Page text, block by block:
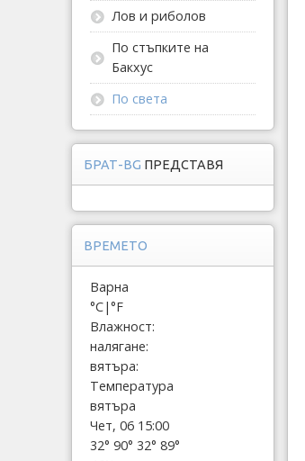
Лов и риболов
По стъпките на
Бакхус
По света
БРАТ-BG ПРЕДСТАВЯ
ВРЕМЕТО
Варна
°C|°F
Влажност:
налягане:
вятъра:
Температура
вятъра
Чет, 06 15:00
32° 90° 32° 89°